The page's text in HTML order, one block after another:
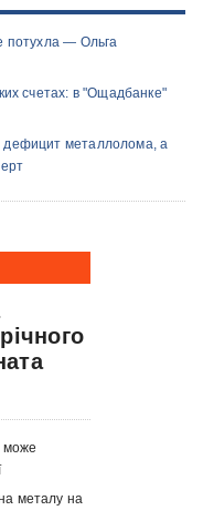
потухла — Ольга
счетах: в "Ощадбанке"
дефицит металлолома, а
може
металу на